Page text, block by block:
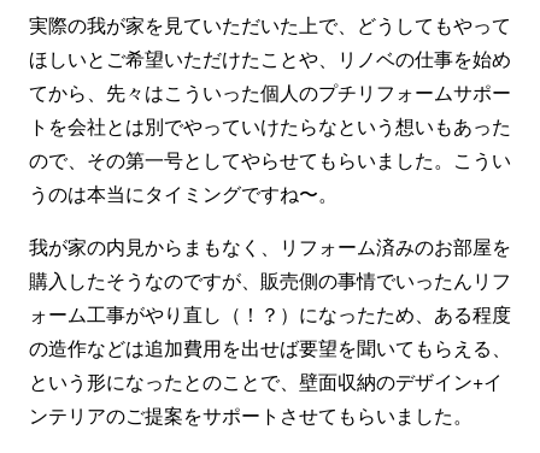
実際の我が家を見ていただいた上で、どうしてもやって
ほしいとご希望いただけたことや、リノベの仕事を始め
てから、先々はこういった個人のプチリフォームサポー
トを会社とは別でやっていけたらなという想いもあった
ので、その第一号としてやらせてもらいました。こうい
うのは本当にタイミングですね〜。
我が家の内見からまもなく、リフォーム済みのお部屋を
購入したそうなのですが、販売側の事情でいったんリフ
ォーム工事がやり直し（！？）になったため、ある程度
の造作などは追加費用を出せば要望を聞いてもらえる、
という形になったとのことで、壁面収納のデザイン+イ
ンテリアのご提案をサポートさせてもらいました。